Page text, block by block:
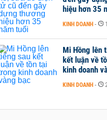
hiệu hơn 35
KINH DOANH -
Mi Hồng lên
kết luận về
kinh doanh
KINH DOANH -